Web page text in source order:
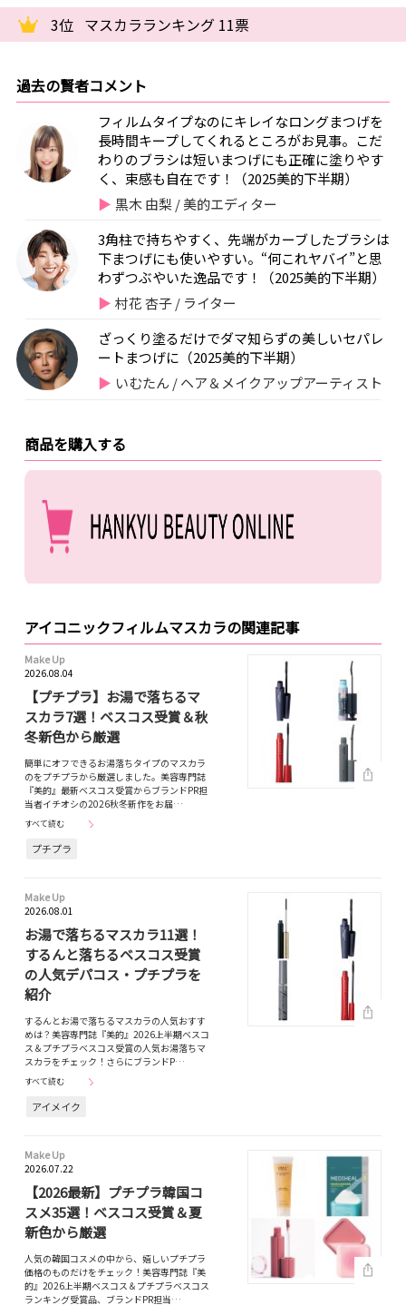
3位 マスカラランキング 11票
過去の賢者コメント
フィルムタイプなのにキレイなロングまつげを
長時間キープしてくれるところがお見事。こだ
わりのブラシは短いまつげにも正確に塗りやす
く、束感も自在です！（2025美的下半期）
黒木 由梨 / 美的エディター
3角柱で持ちやすく、先端がカーブしたブラシは
下まつげにも使いやすい。“何これヤバイ”と思
わずつぶやいた逸品です！（2025美的下半期）
村花 杏子 / ライター
ざっくり塗るだけでダマ知らずの美しいセパレ
ートまつげに（2025美的下半期）
いむたん / ヘア＆メイクアップアーティスト
商品を購入する
アイコニックフィルムマスカラの関連記事
Make Up
2026.08.04
【プチプラ】お湯で落ちるマ
スカラ7選！ベスコス受賞＆秋
冬新色から厳選
簡単にオフできるお湯落ちタイプのマスカラ
のをプチプラから厳選しました。美容専門誌
『美的』最新ベスコス受賞からブランドPR担
当者イチオシの2026秋冬新作をお届…
すべて読む
プチプラ
Make Up
2026.08.01
お湯で落ちるマスカラ11選！
するんと落ちるベスコス受賞
の人気デパコス・プチプラを
紹介
するんとお湯で落ちるマスカラの人気おすす
めは？美容専門誌『美的』2026上半期ベスコ
ス＆プチプラベスコス受賞の人気お湯落ちマ
スカラをチェック！さらにブランドP…
すべて読む
アイメイク
Make Up
2026.07.22
【2026最新】プチプラ韓国コ
スメ35選！ベスコス受賞＆夏
新色から厳選
人気の韓国コスメの中から、嬉しいプチプラ
価格のものだけをチェック！美容専門誌『美
的』2026上半期ベスコス＆プチプラベスコス
ランキング受賞品、ブランドPR担当…